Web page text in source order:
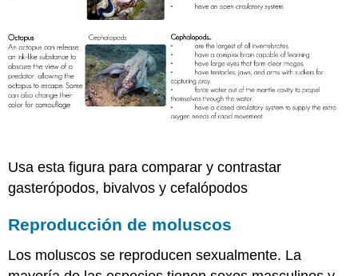
Usa esta figura para comparar y contrastar
gasterópodos, bivalvos y cefalópodos
Reproducción de moluscos
Los moluscos se reproducen sexualmente. La